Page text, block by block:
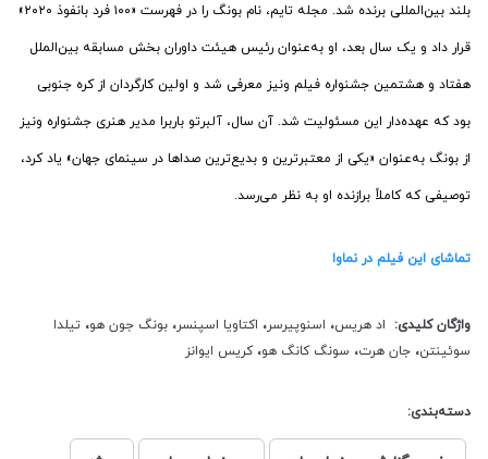
بلند بین‌المللی برنده شد. مجله تایم، نام بونگ را در فهرست «۱۰۰ فرد بانفوذ ۲۰۲۰»
قرار داد و یک سال بعد، او به‌عنوان رئیس هیئت داوران بخش مسابقه بین‌الملل
هفتاد و هشتمین جشنواره فیلم ونیز معرفی شد و اولین کارگردان از کره جنوبی
بود که عهده‌دار این مسئولیت شد. آن سال، آلبرتو باربرا مدیر هنری جشنواره ونیز
از بونگ به‌عنوان «یکی از معتبرترین و بدیع‌ترین صداها در سینمای جهان» یاد کرد،
توصیفی که کاملاً برازنده او به نظر می‌رسد.
تماشای این فیلم در نماوا
واژگان کلیدی: اد هریس، اسنوپیرسر، اکتاویا اسپنسر، بونگ جون هو، تیلدا
سوئینتن، جان هرت، سونگ کانگ هو، کریس ایوانز
دسته‌بندی: